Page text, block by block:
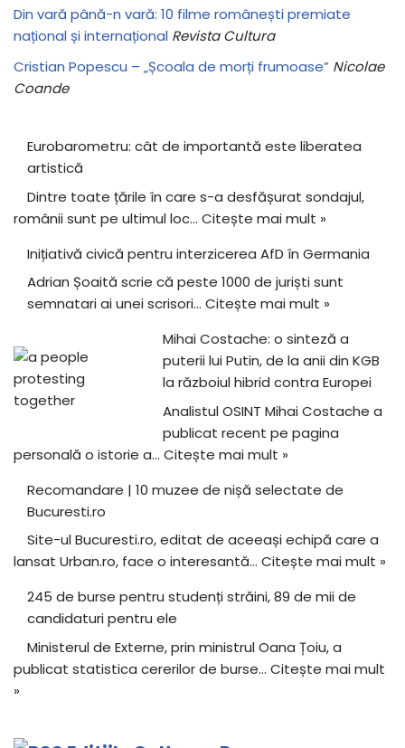
Din vară până-n vară: 10 filme românești premiate
național și internațional Revista Cultura
Cristian Popescu – „Școala de morți frumoase” Nicolae
Coande
Eurobarometru: cât de importantă este liberatea
artistică
Dintre toate țările în care s-a desfășurat sondajul,
românii sunt pe ultimul loc… Citește mai mult »
Inițiativă civică pentru interzicerea AfD în Germania
Adrian Șoaită scrie că peste 1000 de juriști sunt
semnatari ai unei scrisori… Citește mai mult »
Mihai Costache: o sinteză a
puterii lui Putin, de la anii din KGB
la războiul hibrid contra Europei
Analistul OSINT Mihai Costache a
publicat recent pe pagina
personală o istorie a… Citește mai mult »
Recomandare | 10 muzee de nișă selectate de
Bucuresti.ro
Site-ul Bucuresti.ro, editat de aceeași echipă care a
lansat Urban.ro, face o interesantă… Citește mai mult »
245 de burse pentru studenți străini, 89 de mii de
candidaturi pentru ele
Ministerul de Externe, prin ministrul Oana Țoiu, a
publicat statistica cererilor de burse… Citește mai mult
»